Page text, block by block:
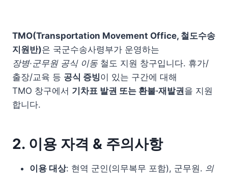
TMO(Transportation Movement Office, 철도수송
지원반)은 국군수송사령부가 운영하는
장병·군무원 공식 이동 철도 지원 창구입니다. 휴가/
출장/교육 등 공식 증빙이 있는 구간에 대해
TMO 창구에서 기차표 발권 또는 환불·재발권을 지원
합니다.
2. 이용 자격 & 주의사항
이용 대상: 현역 군인(의무복무 포함), 군무원. 의